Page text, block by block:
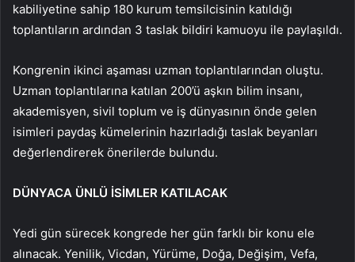
kabiliyetine sahip 180 kurum temsilcisinin katıldığı
toplantıların ardından 3 taslak bildiri kamuoyu ile paylaşıldı.
Kongrenin ikinci aşaması uzman toplantılarından oluştu.
Uzman toplantılarına katılan 200’ü aşkın bilim insanı,
akademisyen, sivil toplum ve iş dünyasının önde gelen
isimleri paydaş kümelerinin hazırladığı taslak beyanları
değerlendirerek önerilerde bulundu.
DÜNYACA ÜNLÜ İSİMLER KATILACAK
Yedi gün sürecek kongrede her gün farklı bir konu ele
alınacak. Yenilik, Vicdan, Yürüme, Doğa, Değişim, Vefa,